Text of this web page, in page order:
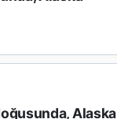
Alaska